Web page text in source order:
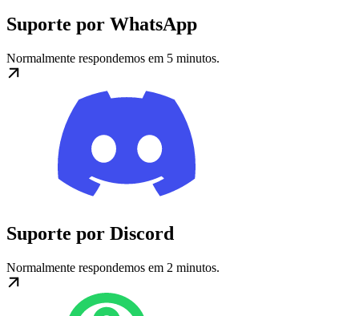
Suporte por WhatsApp
Normalmente respondemos em 5 minutos.
Suporte por Discord
Normalmente respondemos em 2 minutos.